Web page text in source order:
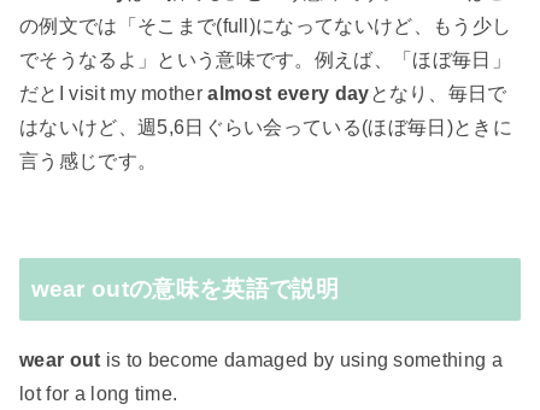
の例文では「そこまで(full)になってないけど、もう少し
でそうなるよ」という意味です。例えば、「ほぼ毎日」
だとI visit my motheralmost every dayとなり、毎日で
はないけど、週5,6日ぐらい会っている(ほぼ毎日)ときに
言う感じです。
wear outの意味を英語で説明
wear out is to become damaged by using something a
lot for a long time.